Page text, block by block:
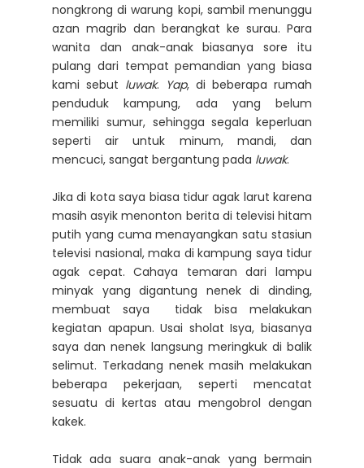
nongkrong di warung kopi, sambil menunggu
azan magrib dan berangkat ke surau. Para
wanita dan anak-anak biasanya sore itu
pulang dari tempat pemandian yang biasa
kami sebut luwak. Yap, di beberapa rumah
penduduk kampung, ada yang belum
memiliki sumur, sehingga segala keperluan
seperti air untuk minum, mandi, dan
mencuci, sangat bergantung pada luwak.
Jika di kota saya biasa tidur agak larut karena
masih asyik menonton berita di televisi hitam
putih yang cuma menayangkan satu stasiun
televisi nasional, maka di kampung saya tidur
agak cepat. Cahaya temaran dari lampu
minyak yang digantung nenek di dinding,
membuat saya tidak bisa melakukan
kegiatan apapun. Usai sholat Isya, biasanya
saya dan nenek langsung meringkuk di balik
selimut. Terkadang nenek masih melakukan
beberapa pekerjaan, seperti mencatat
sesuatu di kertas atau mengobrol dengan
kakek.
Tidak ada suara anak-anak yang bermain